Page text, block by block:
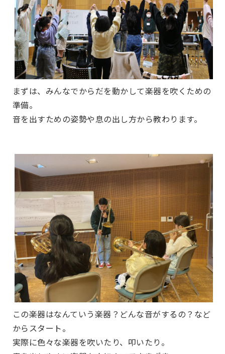
まずは、みんなでからだを動かして楽器を吹くための
準備。
音を出すための姿勢や息の出し方から教わります。
この楽器はなんていう楽器？どんな音がするの？など
からスタート。
実際に色々な楽器を吹いたり、叩いたり。